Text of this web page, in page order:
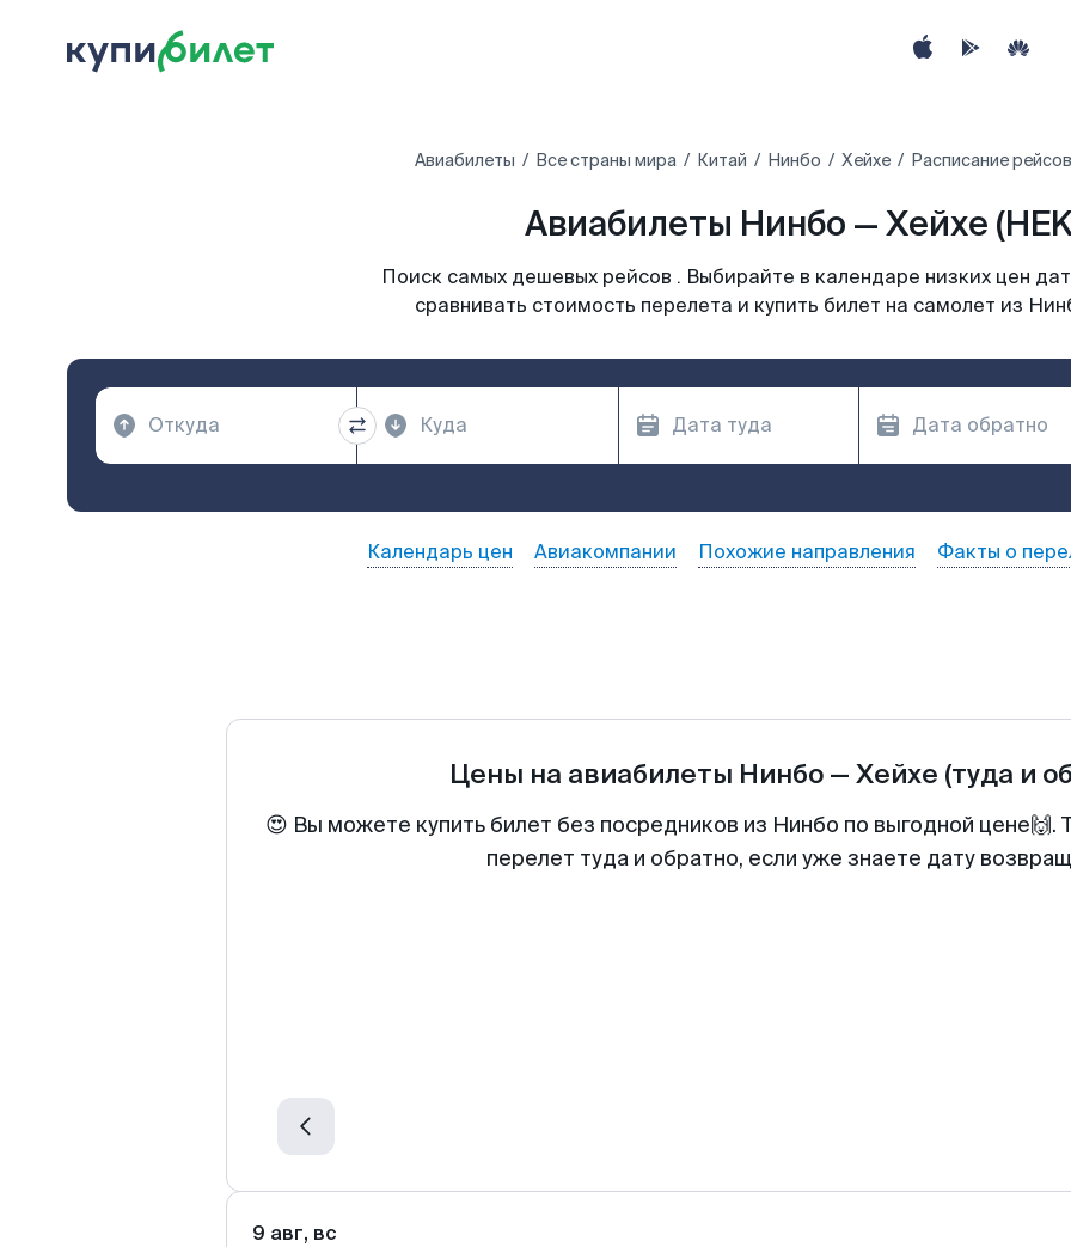
Авиабилеты Все страны мира Китай Нинбо Хейхе Расписание
Авиабилеты Нинбо — Хейхе
Поиск самых дешевых рейсов . Выбирайте в календаре низких цен
сравнивать стоимость перелета и купить билет на самолет из
Календарь цен Авиакомпании Похожие направления Факты о
Цены на авиабилеты Нинбо— Хейхе (туда и
😍 Вы можете купить билет без посредников из Нинбо по выгодной
перелет туда и обратно, если уже знаете дату
9 авг, вс